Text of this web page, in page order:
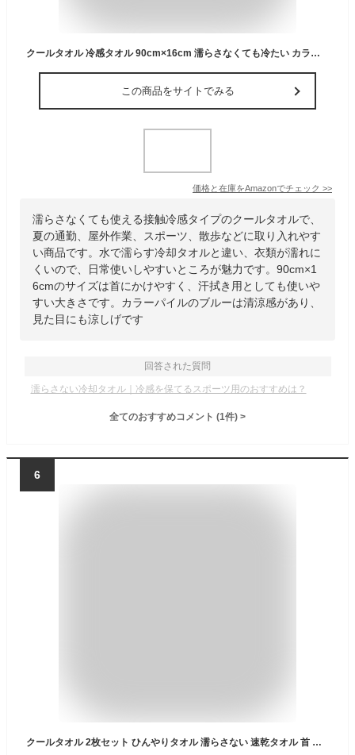
クールタオル 冷感タオル 90cm×16cm 濡らさなくても冷たい カラーパイル ブルー (冷却 夏 熱中症対策 ひんやり ふ接触冷感 日本製 泉州) プランベア
この商品をサイトでみる
価格と在庫をAmazonでチェック >>
濡らさなくても使える接触冷感タイプのクールタオルで、
夏の通勤、屋外作業、スポーツ、散歩などに取り入れやす
い商品です。水で濡らす冷却タオルと違い、衣類が濡れに
くいので、日常使いしやすいところが魅力です。90cm×1
6cmのサイズは首にかけやすく、汗拭き用としても使いや
すい大きさです。カラーパイルのブルーは清涼感があり、
見た目にも涼しげです
回答された質問
濡らさない冷却タオル｜冷感を保てるスポーツ用のおすすめは？
全てのおすすめコメント (1件) >
6
クールタオル 2枚セット ひんやりタオル 濡らさない 速乾タオル 首 冷感タオル 夏 タオル 冷たいタオル 冷却 冷感タオル 熱中症対策 uvカット ネッククーラー 熱中症防止 夏タオル アイスタオル こども 暑さ対策グッズ アウトドア キャンプ 母の日 父の日